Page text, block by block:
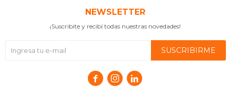
NEWSLETTER
¡Suscribite y recibí todas nuestras novedades!
SUSCRIBIRME
  